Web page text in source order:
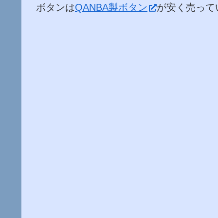
ボタンはQANBA製ボタン が安く売って